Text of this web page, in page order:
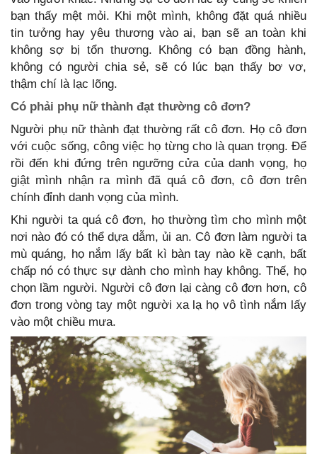
bạn thấy mệt mỏi. Khi một mình, không đặt quá nhiều
tin tưởng hay yêu thương vào ai, bạn sẽ an toàn khi
không sợ bị tổn thương. Không có bạn đồng hành,
không có người chia sẻ, sẽ có lúc bạn thấy bơ vơ,
thậm chí là lạc lõng.
Có phải phụ nữ thành đạt thường cô đơn?
Người phụ nữ thành đạt thường rất cô đơn. Họ cô đơn
với cuộc sống, công việc họ từng cho là quan trọng. Để
rồi đến khi đứng trên ngưỡng cửa của danh vọng, họ
giật mình nhận ra mình đã quá cô đơn, cô đơn trên
chính đỉnh danh vọng của mình.
Khi người ta quá cô đơn, họ thường tìm cho mình một
nơi nào đó có thể dựa dẫm, ủi an. Cô đơn làm người ta
mù quáng, họ nắm lấy bất kì bàn tay nào kề cạnh, bất
chấp nó có thực sự dành cho mình hay không. Thế, họ
chọn lầm người. Người cô đơn lại càng cô đơn hơn, cô
đơn trong vòng tay một người xa lạ họ vô tình nắm lấy
vào một chiều mưa.